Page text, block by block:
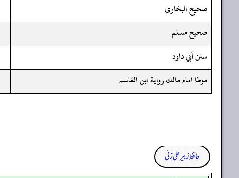
صحيح البخاري
صحيح مسلم
سنن أبي داود
موطا امام مالك رواية ابن القاسم
حافظ زبیر علی زئی